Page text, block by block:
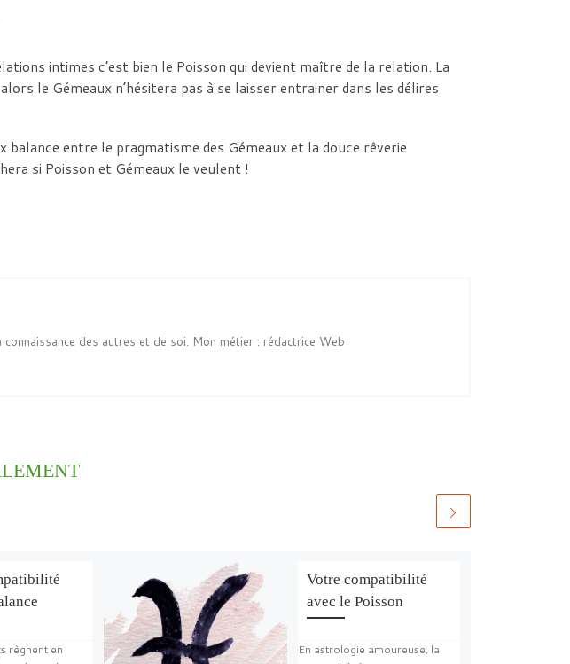
intimes c’est bien le Poisson qui devient maître de la relation. La
le Gémeaux n’hésitera pas à se laisser entrainer dans les délires
balance entre le pragmatisme des Gémeaux et la douce rêverie
si Poisson et Gémeaux le veulent !
connaissance des autres et de soi. Mon métier : rédactrice Web
règnent en
Votre compatibilité
avec le Poisson
En astrologie amoureuse, la